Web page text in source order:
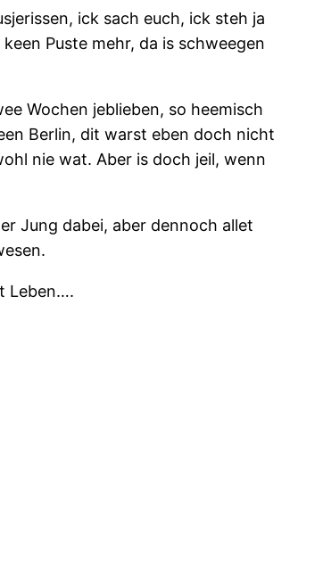
ick sach euch, ick steh ja
Puste mehr, da is schweegen
Wochen jeblieben, so heemisch
Berlin, dit warst eben doch nicht
nie wat. Aber is doch jeil, wenn
Jung dabei, aber dennoch allet
Leben….